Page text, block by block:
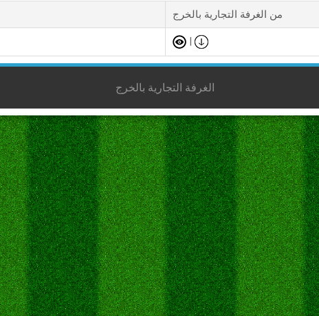
من الغرفة التجارية بالخرج
|
الغرفة التجارية بالخرج